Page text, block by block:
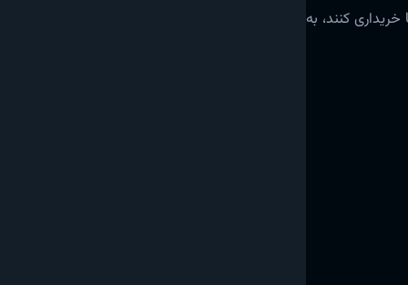
ممنوع اعلام شد. این تغییر عملاً به کاربران مستقر در ایالات متحده و سایرین اجازه می‌دهد تا سلاح گرم را به صورت قانونی با استفاده از USDC خریداری کنند، به